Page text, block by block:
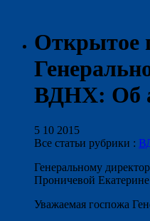
Открытое
ВДНХ: Об
5 10 2015
Все статьи рубрики :
Генеральному
Проничевой
Уважаемая госпожа